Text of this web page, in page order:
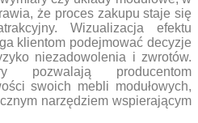
że proces zakupu staje się
Wizualizacja efektu
klientom podejmować decyzje
niezadowolenia i zwrotów.
pozwalają producentom
swoich mebli modułowych,
narzędziem wspierającym